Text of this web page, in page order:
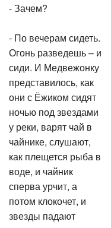
- Зачем?
- По вечерам сидеть.
Огонь разведешь – и
сиди. И Медвежонку
представилось, как
они с Ёжиком сидят
ночью под звездами
у реки, варят чай в
чайнике, слушают,
как плещется рыба в
воде, и чайник
сперва урчит, а
потом клокочет, и
звезды падают